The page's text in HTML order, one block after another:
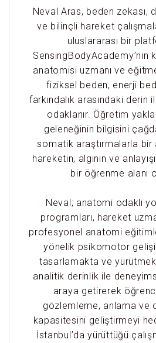
Neval Aras, beden zekası,
ve bilinçli hareket
uluslararası bir
SensingBodyAcademy’nin
anatomisi uzmanı ve
fiziksel beden, enerji
farkındalık arasındaki derin
odaklanır. Öğretim
geleneğinin bilgisini
somatik araştırmalarla bir
hareketin, algının ve
bir öğrenme alanı
Neval; anatomi odaklı
programları, hareket
profesyonel anatomi
yönelik psikomotor
tasarlamakta ve
analitik derinlik ile
araya getirerek
gözlemleme, anlama ve
kapasitesini geliştirmeyi
İstanbul’da yürüttüğü